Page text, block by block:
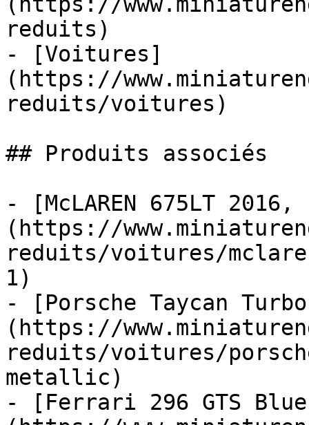
reduits)
- [Voitures]
(https://
reduits/voitures)
## Produits associés
- [McLAREN 675LT
(https://
reduits/voitures/
1)
- [Porsche Taycan
(https://
reduits/voitures/
metallic)
- [Ferrari 296 GTS